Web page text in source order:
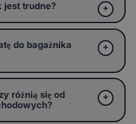
jest trudne?
do bagażnika
różnią się od